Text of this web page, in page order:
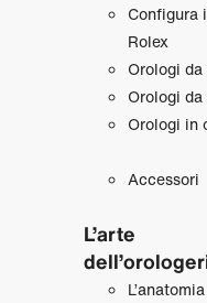
Configura
Rolex
Orologi da
Orologi da
Orologi in
Accessori
L’arte